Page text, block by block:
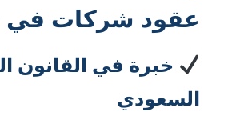
عقود شركات في
خبرة في القانون
السعودي